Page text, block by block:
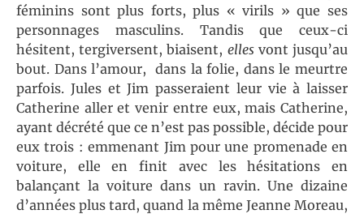
féminins sont plus forts, plus « virils » que ses
personnages masculins. Tandis que ceux-ci
hésitent, tergiversent, biaisent, ellesvont jusqu’au
bout. Dans l’amour, dans la folie, dans le meurtre
parfois. Jules et Jim passeraient leur vie à laisser
Catherine aller et venir entre eux, mais Catherine,
ayant décrété que ce n’est pas possible, décide pour
eux trois : emmenant Jim pour une promenade en
voiture, elle en finit avec les hésitations en
balançant la voiture dans un ravin. Une dizaine
d’années plus tard, quand la même Jeanne Moreau,